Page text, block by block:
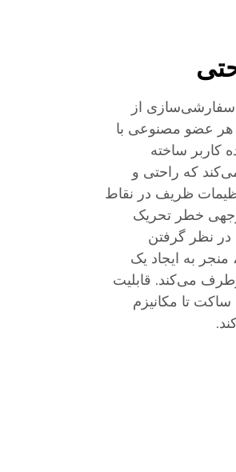
از
هر عضو مصنوعی با
کاربر ساخته
که راحتی و
ظریف در نقاط
خطر تحریک
در نظر گرفتن
به ایجاد یک
می‌کند. قابلیت
تا مکانیزم